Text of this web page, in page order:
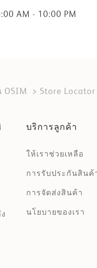
AM - 10:00 PM
Store Locator
บริการลูกค้า
ให้เราช่วยเหลือ
การรับประกันสินค้
การจัดส่งสินค้า
นโยบายของเรา